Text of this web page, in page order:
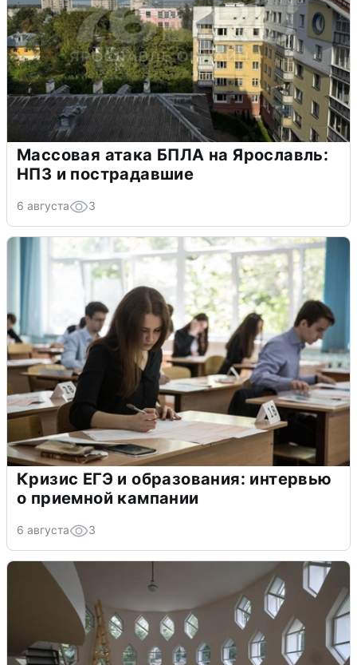
Массовая атака БПЛА на Ярославль:
НПЗ и пострадавшие
6 августа 3
Кризис ЕГЭ и образования: интервью
о приемной кампании
6 августа 3